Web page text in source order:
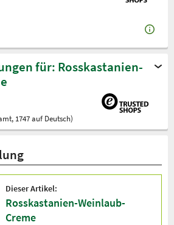
für: Rosskastanien-
1747 auf Deutsch)
Dieser Artikel:
Rosskastanien-Weinlaub-
Creme